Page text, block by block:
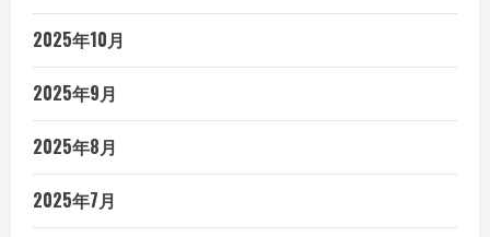
2025年10月
2025年9月
2025年8月
2025年7月